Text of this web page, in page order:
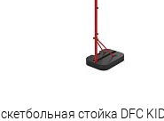
стойка DFC